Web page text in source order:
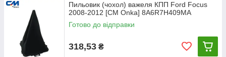
Пильовик (чохол) важеля КПП Ford Focus
2008-2012 [СМ Onka] 8A6R7H409MA
Готово до відправки
318,53 ₴